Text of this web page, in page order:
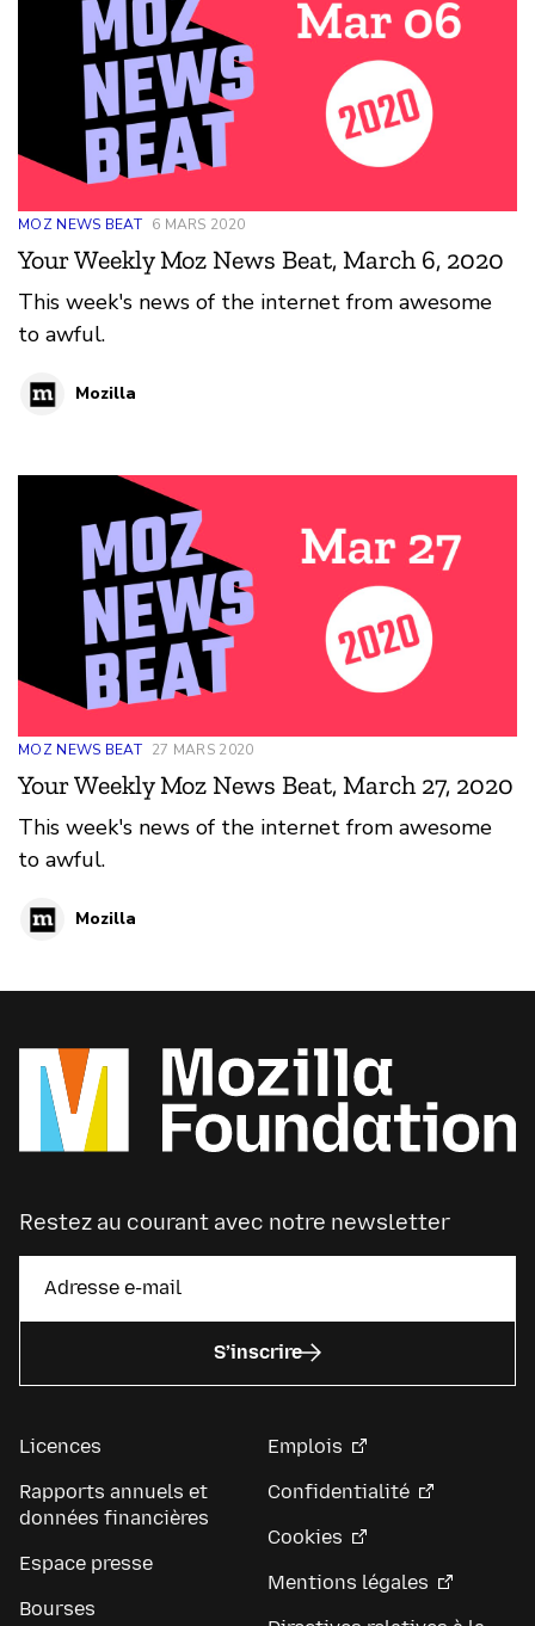
MOZ NEWS BEAT 6 MARS 2020
Your Weekly Moz News Beat, March 6, 2020
This week's news of the internet from awesome
to awful.
Mozilla
MOZ NEWS BEAT 27 MARS 2020
Your Weekly Moz News Beat, March 27, 2020
This week's news of the internet from awesome
to awful.
Mozilla
Restez au courant avec notre newsletter
S’inscrire
Licences
Rapports annuels et
données financières
Espace presse
Bourses
Emplois
Confidentialité
Cookies
Mentions légales